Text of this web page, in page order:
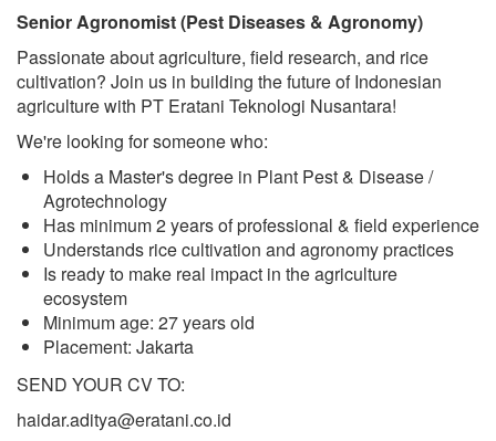
Senior Agronomist (Pest Diseases & Agronomy)
Passionate about agriculture, field research, and rice
cultivation? Join us in building the future of Indonesian
agriculture with PT Eratani Teknologi Nusantara!
We're looking for someone who:
Holds a Master's degree in Plant Pest & Disease /
Agrotechnology
Has minimum 2 years of professional & field experience
Understands rice cultivation and agronomy practices
Is ready to make real impact in the agriculture
ecosystem
Minimum age: 27 years old
Placement: Jakarta
SEND YOUR CV TO:
haidar.aditya@eratani.co.id